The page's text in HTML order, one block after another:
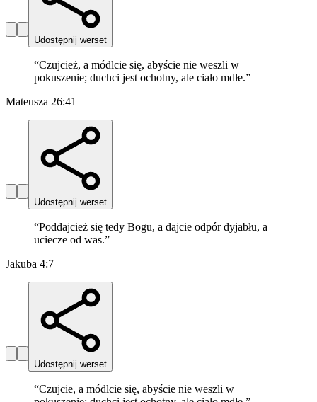
Udostępnij werset
“Czujcież, a módlcie się, abyście nie weszli w
pokuszenie; duchci jest ochotny, ale ciało mdłe.”
Mateusza 26:41
Udostępnij werset
“Poddajcież się tedy Bogu, a dajcie odpór dyjabłu, a
uciecze od was.”
Jakuba 4:7
Udostępnij werset
“Czujcie, a módlcie się, abyście nie weszli w